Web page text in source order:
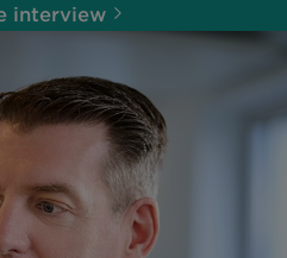
interview